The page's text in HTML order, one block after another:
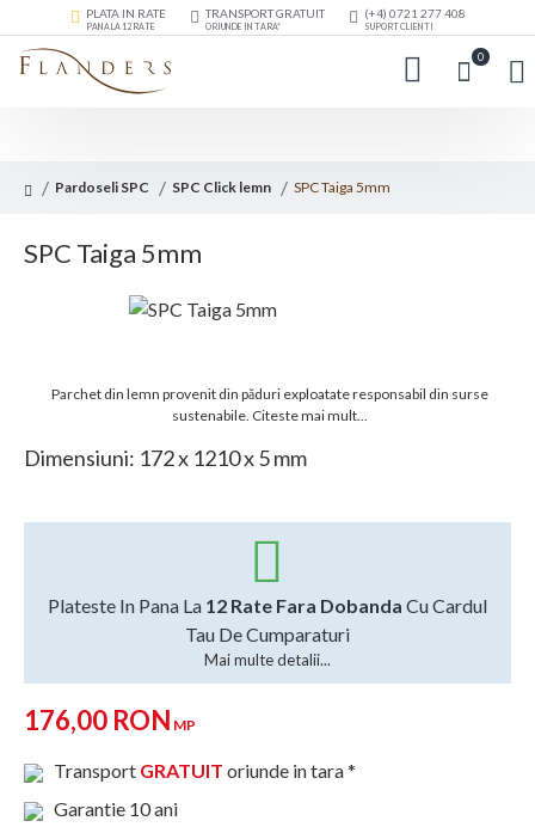
PLATA IN RATE
PANA LA 12 RATE
TRANSPORT GRATUIT
ORIUNDE IN TARA*
(+4) 0721 277 408
SUPORT CLIENTI
0
Pardoseli SPC SPC Click lemn SPC Taiga 5mm
SPC Taiga 5mm
Dimensiuni: 172 x 1210 x 5 mm
Plateste In Pana La 12 Rate Fara Dobanda Cu Cardul
Tau De Cumparaturi
Mai multe detalii...
Parchet din lemn provenit din păduri exploatate responsabil din surse
sustenabile. Citeste mai mult...
176,00 RON MP
Transport GRATUIT oriunde in tara *
Garantie 10 ani